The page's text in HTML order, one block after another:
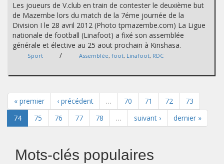
Les joueurs de V.club en train de contester le deuxième but
de Mazembe lors du match de la 7éme journée de la
Division I le 28 avril 2012 (Photo tpmazembe.com) La Ligue
nationale de football (Linafoot) a fixé son assemblée
générale et élective au 25 aout prochain à Kinshasa.
Sport / Assemblée, foot, Linafoot, RDC
« premier ‹ précédent … 70 71 72
73
74
75 76 77 78 … suivant › dernier »
Mots-clés populaires